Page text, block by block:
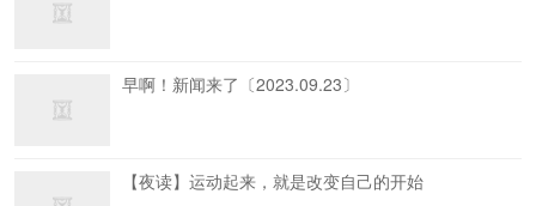
早啊！新闻来了〔2023.09.23〕
【夜读】运动起来，就是改变自己的开始